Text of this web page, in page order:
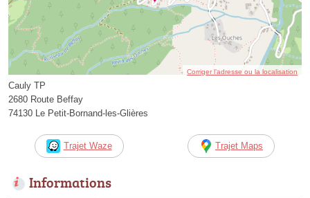
Corriger l’adresse ou la localisation
Cauly TP
2680 Route Beffay
74130 Le Petit-Bornand-les-Glières
Trajet Waze Trajet Maps
Informations